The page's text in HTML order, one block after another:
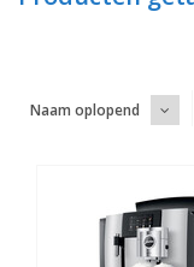
Naam oplopend